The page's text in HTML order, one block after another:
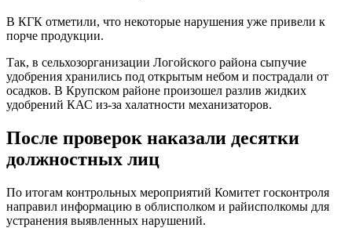
В КГК отметили, что некоторые нарушения уже привели к
порче продукции.
Так, в сельхозорганизации Логойского района сыпучие
удобрения хранились под открытым небом и пострадали от
осадков. В Крупском районе произошел разлив жидких
удобрений КАС из-за халатности механизаторов.
После проверок наказали десятки
должностных лиц
По итогам контрольных мероприятий Комитет госконтроля
направил информацию в облисполком и райисполкомы для
устранения выявленных нарушений.